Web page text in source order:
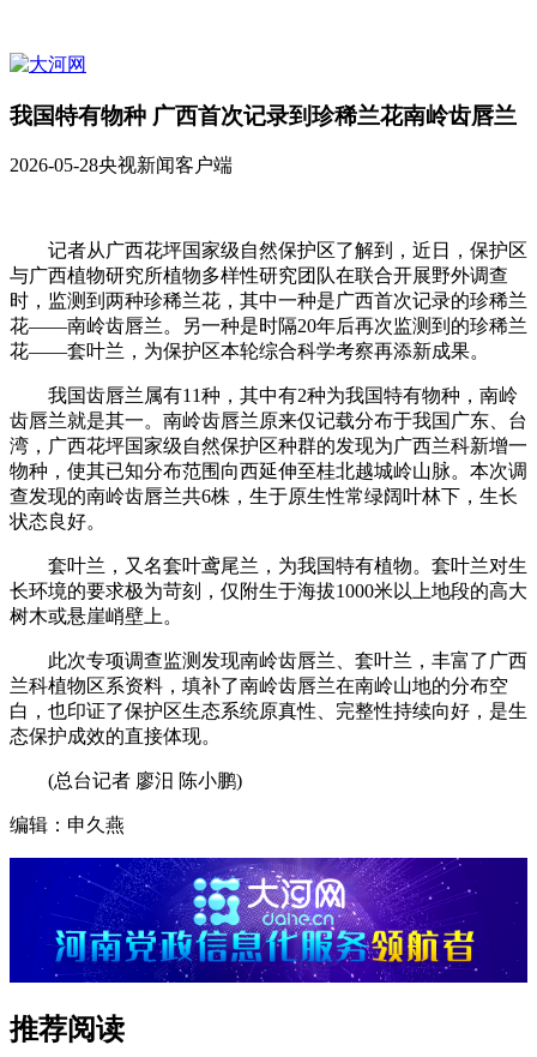
我国特有物种 广西首次记录到珍稀兰花南岭齿唇兰
2026-05-28央视新闻客户端
记者从广西花坪国家级自然保护区了解到，近日，保护区
与广西植物研究所植物多样性研究团队在联合开展野外调查
时，监测到两种珍稀兰花，其中一种是广西首次记录的珍稀兰
花——南岭齿唇兰。另一种是时隔20年后再次监测到的珍稀兰
花——套叶兰，为保护区本轮综合科学考察再添新成果。
我国齿唇兰属有11种，其中有2种为我国特有物种，南岭
齿唇兰就是其一。南岭齿唇兰原来仅记载分布于我国广东、台
湾，广西花坪国家级自然保护区种群的发现为广西兰科新增一
物种，使其已知分布范围向西延伸至桂北越城岭山脉。本次调
查发现的南岭齿唇兰共6株，生于原生性常绿阔叶林下，生长
状态良好。
套叶兰，又名套叶鸢尾兰，为我国特有植物。套叶兰对生
长环境的要求极为苛刻，仅附生于海拔1000米以上地段的高大
树木或悬崖峭壁上。
此次专项调查监测发现南岭齿唇兰、套叶兰，丰富了广西
兰科植物区系资料，填补了南岭齿唇兰在南岭山地的分布空
白，也印证了保护区生态系统原真性、完整性持续向好，是生
态保护成效的直接体现。
(总台记者 廖汨 陈小鹏)
编辑：申久燕
推荐阅读